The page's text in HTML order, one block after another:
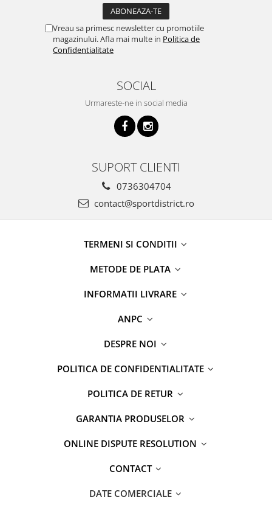
Vreau sa primesc newsletter cu promotiile
magazinului. Afla mai multe in Politica de
Confidentialitate
SOCIAL
Urmareste-ne in social media
SUPORT CLIENTI
0736304704
contact@sportdistrict.ro
TERMENI SI CONDITII
METODE DE PLATA
INFORMATII LIVRARE
ANPC
DESPRE NOI
POLITICA DE CONFIDENTIALITATE
POLITICA DE RETUR
GARANTIA PRODUSELOR
ONLINE DISPUTE RESOLUTION
CONTACT
DATE COMERCIALE